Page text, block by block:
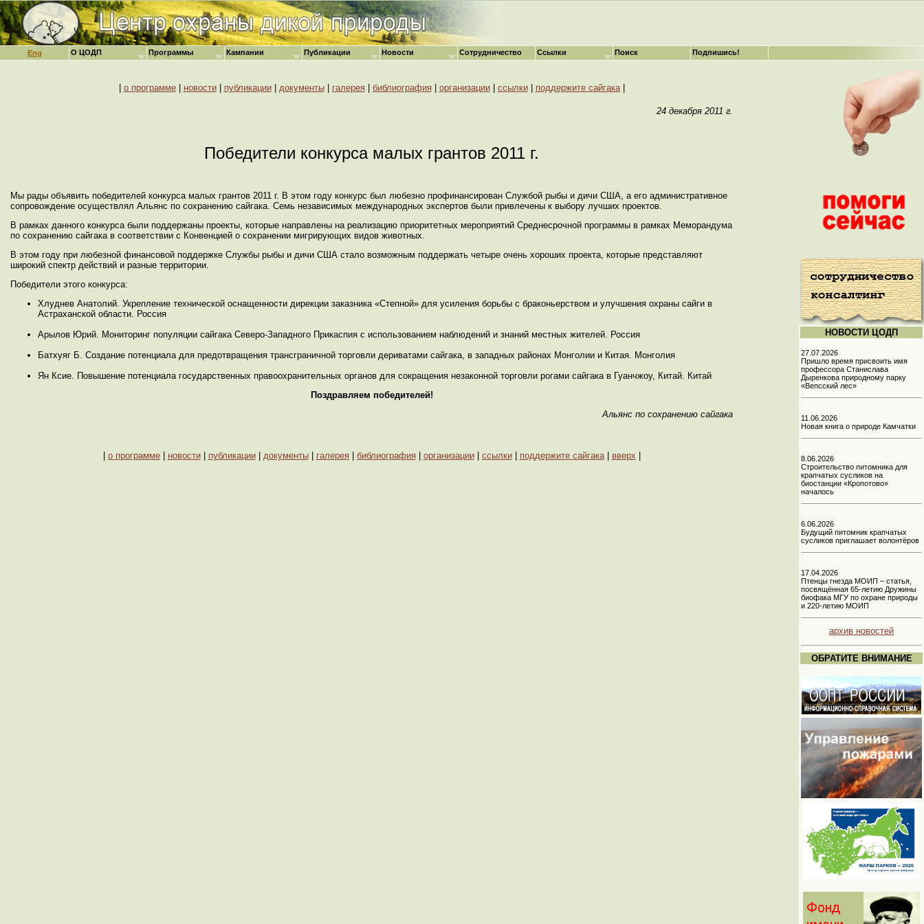
Eng
о программе| новости| публикации| документы| галерея| библиография| организации| ссылки| поддержите сайгака|
24 декабря 2011 г.
Победители конкурса малых грантов 2011 г.
Мы рады объявить победителей конкурса малых грантов 2011 г. В этом году конкурс был любезно профинансирован Службой рыбы и дичи США, а его административное
сопровождение осуществлял Альянс по сохранению сайгака. Семь независимых международных экспертов были привлечены к выбору лучших проектов.
В рамках данного конкурса были поддержаны проекты, которые направлены на реализацию приоритетных мероприятий Среднесрочной программы в рамках Меморандума
по сохранению сайгака в соответствии с Конвенцией о сохранении мигрирующих видов животных.
В этом году при любезной финансовой поддержке Службы рыбы и дичи США стало возможным поддержать четыре очень хороших проекта, которые представляют
широкий спектр действий и разные территории.
Победители этого конкурса:
Хлуднев Анатолий. Укрепление технической оснащенности дирекции заказника «Степной» для усиления борьбы с браконьерством и улучшения охраны сайги в
Астраханской области. Россия
Арылов Юрий. Мониторинг популяции сайгака Северо-Западного Прикаспия с использованием наблюдений и знаний местных жителей. Россия
Батхуяг Б. Создание потенциала для предотвращения трансграничной торговли дериватами сайгака, в западных районах Монголии и Китая. Монголия
Ян Ксие. Повышение потенциала государственных правоохранительных органов для сокращения незаконной торговли рогами сайгака в Гуанчжоу, Китай. Китай
Поздравляем победителей!
Альянс по сохранению сайгака
о программе| новости| публикации| документы| галерея| библиография| организации| ссылки| поддержите сайгака| вверх
НОВОСТИ ЦОДП
27.07.2026
Пришло время присвоить имя
профессора Станислава
Дыренкова природному парку
«Вепсский лес»
11.06.2026
Новая книга о природе Камчатки
8.06.2026
Строительство питомника для
крапчатых сусликов на
биостанции «Кропотово»
началось
6.06.2026
Будущий питомник крапчатых
сусликов приглашает волонтёров
17.04.2026
Птенцы гнезда МОИП – статья,
посвящённая 65-летию Дружины
биофака МГУ по охране природы
и 220-летию МОИП
архив новостей
ОБРАТИТЕ ВНИМАНИЕ
О ЦОДП Программы Кампании Публикации Новости Сотрудничество Ссылки Поиск Подпишись!